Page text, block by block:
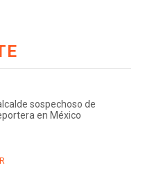
sospechoso de
en México